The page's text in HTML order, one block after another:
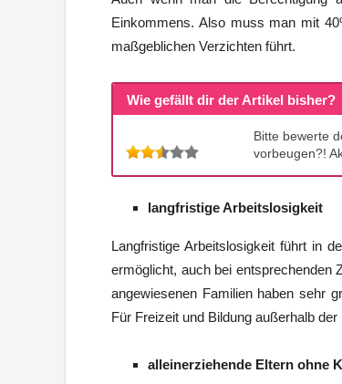
Einkommens. Also muss man mit
maßgeblichen Verzichten führt.
Wie gefällt dir der Artikel bisher?
Bitte bewerte
vorbeugen?!
langfristige Arbeitslosigkeit
Langfristige Arbeitslosigkeit führt in
ermöglicht, auch bei entsprechenden
angewiesenen Familien haben sehr
Für Freizeit und Bildung außerhalb
alleinerziehende Eltern ohne